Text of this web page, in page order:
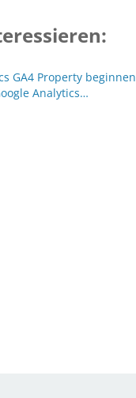
GA4 Property beginnen
Analytics…